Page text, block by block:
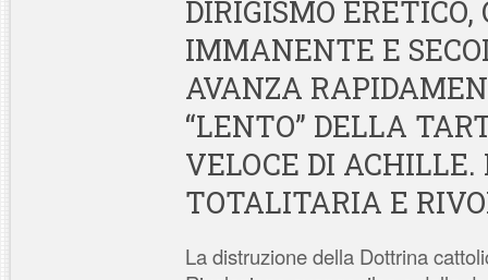
DIRIGISMO
IMMANENTE E
AVANZA
“LENTO” DELLA
VELOCE DI
TOTALITARIA E
La distruzione della Dottrina